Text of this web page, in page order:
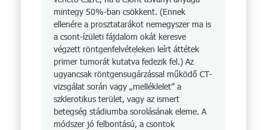
mintegy 50%-ban csökkent. (Ennek
ellenére a prosztatarákot nemegyszer ma is
a csont-ízületi fájdalom okát keresve
végzett röntgenfelvételeken leírt áttétek
primer tumorát kutatva fedezik fel.) Az
ugyancsak röntgensugárzással működő CT-
vizsgálat során vagy „melléklelet” a
szklerotikus terület, vagy az ismert
betegség stádiumba sorolásának eleme. A
módszer jó felbontású, a csontok